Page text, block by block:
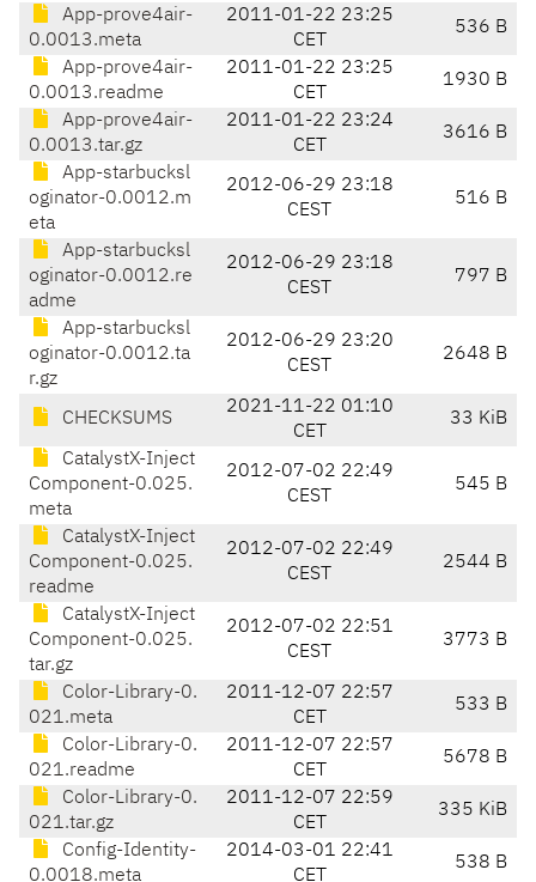
App-prove4air-
0.0013.meta
2011-01-22 23:25
CET
536 B
App-prove4air-
0.0013.readme
2011-01-22 23:25
CET
1930 B
App-prove4air-
0.0013.tar.gz
2011-01-22 23:24
CET
3616 B
App-starbucksl
oginator-0.0012.m
eta
2012-06-29 23:18
CEST
516 B
App-starbucksl
oginator-0.0012.re
adme
2012-06-29 23:18
CEST
797 B
App-starbucksl
oginator-0.0012.ta
r.gz
2012-06-29 23:20
CEST
2648 B
CHECKSUMS
2021-11-22 01:10
CET
33 KiB
CatalystX-Inject
Component-0.025.
meta
2012-07-02 22:49
CEST
545 B
CatalystX-Inject
Component-0.025.
readme
2012-07-02 22:49
CEST
2544 B
CatalystX-Inject
Component-0.025.
tar.gz
2012-07-02 22:51
CEST
3773 B
Color-Library-0.
021.meta
2011-12-07 22:57
CET
533 B
Color-Library-0.
021.readme
2011-12-07 22:57
CET
5678 B
Color-Library-0.
021.tar.gz
2011-12-07 22:59
CET
335 KiB
Config-Identity-
0.0018.meta
2014-03-01 22:41
CET
538 B